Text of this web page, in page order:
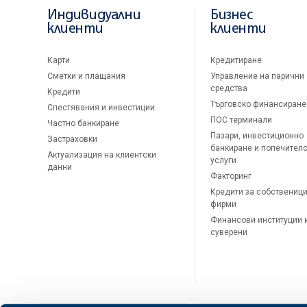
Индивидуални
клиенти
Карти
Сметки и плащания
Кредити
Спестявания и инвестиции
Частно банкиране
Застраховки
Актуализация на клиентски
данни
Бизнес
клиенти
Кредитиране
Управление на парични
средства
Търговско финансиране
ПОС терминали
Пазари, инвестиционно
банкиране и
услуги
Факторинг
Кредити за
фирми
Финансови институции
суверени